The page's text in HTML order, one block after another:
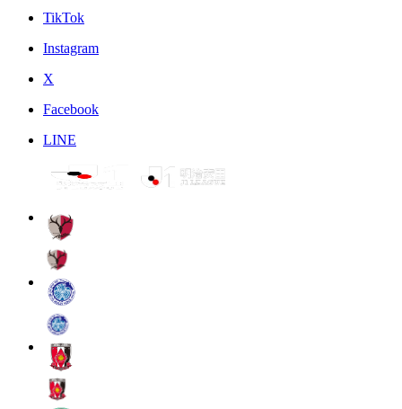
TikTok
Instagram
X
Facebook
LINE